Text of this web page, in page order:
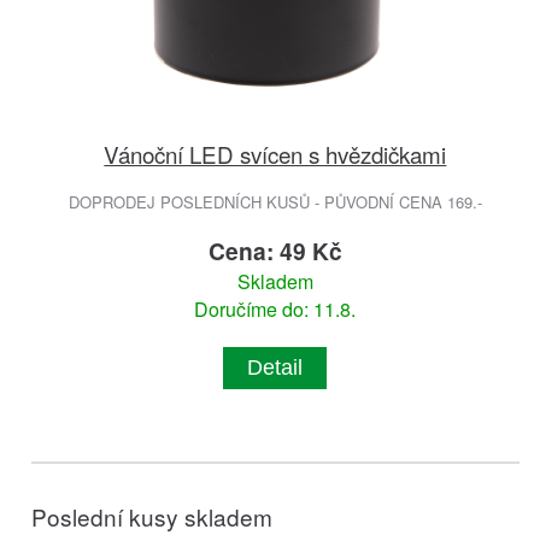
Vánoční LED svícen s hvězdičkami
DOPRODEJ POSLEDNÍCH KUSŮ - PŮVODNÍ CENA 169.-
Cena: 49 Kč
Skladem
Doručíme do: 11.8.
Detail
Poslední kusy skladem